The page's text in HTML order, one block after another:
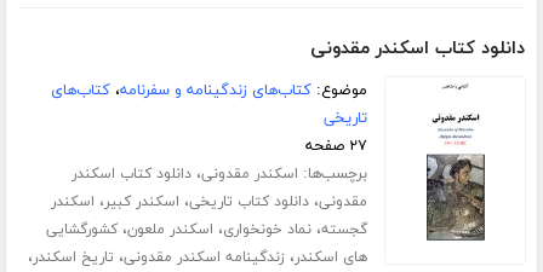
دانلود کتاب اسکندر مقدونی
موضوع:کتاب‌های زندگینامه و سفرنامه،کتاب‌های
تاریخی
۲۷ صفحه
برچسب‌ها: اسکندر مقدونی،دانلود کتاب اسکندر
مقدونی،دانلود کتاب تاریخی، اسکندر کبیر، اسکندر
گجسته،نماد خونخواری، اسکندر ملعون،کشورگشایی
های اسکندر، زندگینامه اسکندر مقدونی، تاریخ اسکندر،